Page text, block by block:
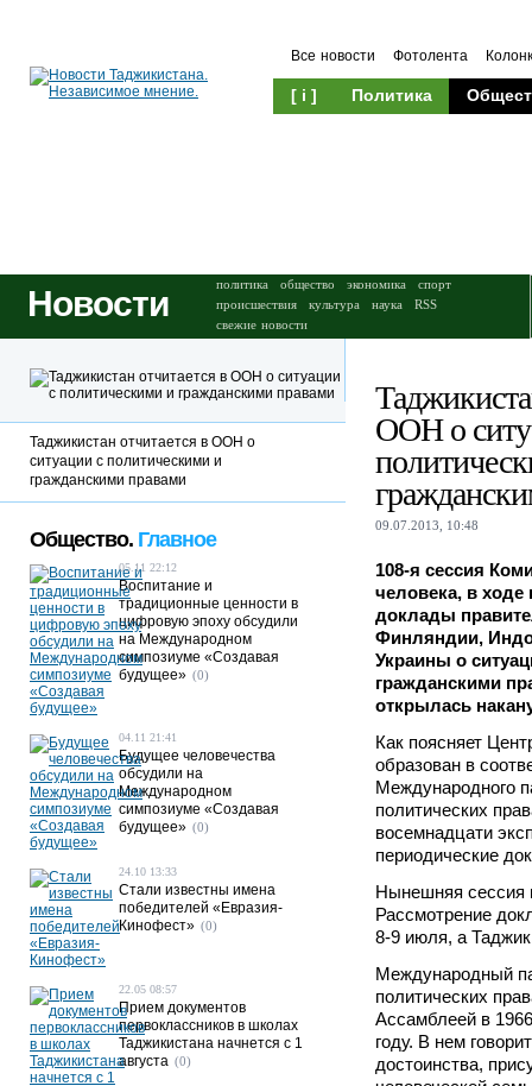
Все новости Фотолента
[ i ] Политика
Новости политика общество экономика
спорт
происшествия
культура наука
RSS
свежие новости
ООН о
09.07.2013, 10:48
108-я сессия
человека, в ходе
доклады
Финляндии,
Украины о
гражданскими
открылась
Как поясняет
образован в
Международного
политических
восемнадцати
периодические
Нынешняя сессия
Рассмотрение
8-9 июля, а
Международный
политических
Ассамблеей в
году. В нем
достоинства,
Таджикистан отчитается в ООН о
ситуации с политическими и
гражданскими правами
Общество. Главное
05.11 22:12
Воспитание и
традиционные ценности в
цифровую эпоху обсудили
на Международном
симпозиуме «Создавая
будущее» (0)
04.11 21:41
Будущее человечества
обсудили на
Международном
симпозиуме «Создавая
будущее» (0)
24.10 13:33
Стали известны имена
победителей «Евразия-
Кинофест» (0)
22.05 08:57
Прием документов
первоклассников в школах
Таджикистана начнется с 1
августа (0)